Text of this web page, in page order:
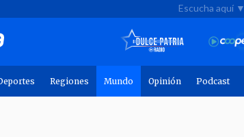
Escucha aquí ▼
Regiones Mundo Opinión Podcast